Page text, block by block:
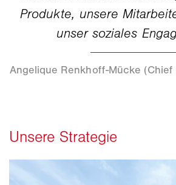
Angelique Renkhoff-Mücke